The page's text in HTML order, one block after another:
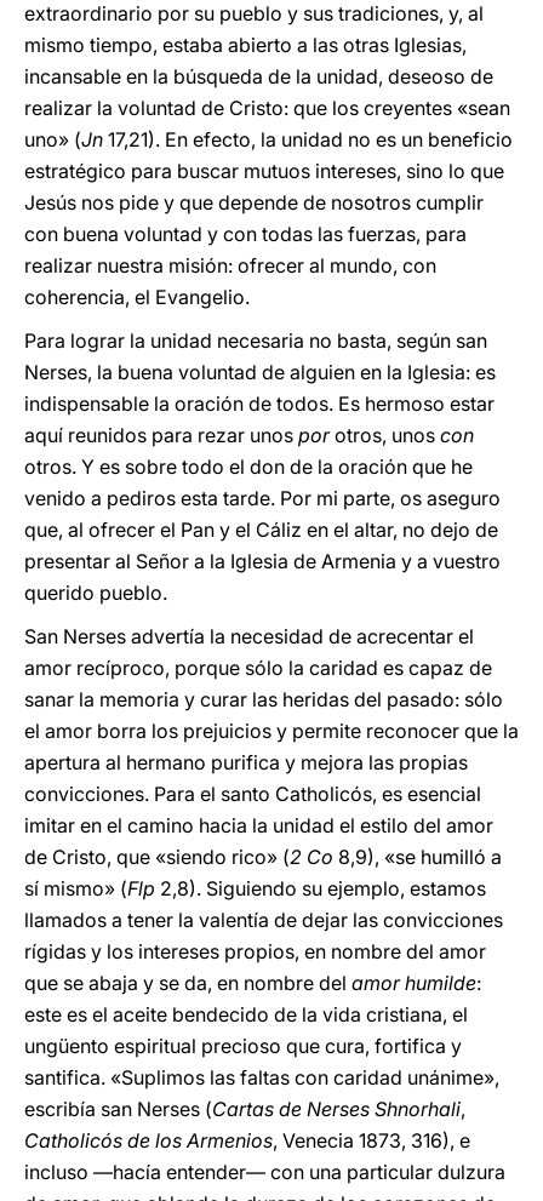
extraordinario por su pueblo y sus tradiciones, y, al
mismo tiempo, estaba abierto a las otras Iglesias,
incansable en la búsqueda de la unidad, deseoso de
realizar la voluntad de Cristo: que los creyentes «sean
uno» (Jn 17,21). En efecto, la unidad no es un beneficio
estratégico para buscar mutuos intereses, sino lo que
Jesús nos pide y que depende de nosotros cumplir
con buena voluntad y con todas las fuerzas, para
realizar nuestra misión: ofrecer al mundo, con
coherencia, el Evangelio.
Para lograr la unidad necesaria no basta, según san
Nerses, la buena voluntad de alguien en la Iglesia: es
indispensable la oración de todos. Es hermoso estar
aquí reunidos para rezar unos porotros, unos con
otros. Y es sobre todo el don de la oración que he
venido a pediros esta tarde. Por mi parte, os aseguro
que, al ofrecer el Pan y el Cáliz en el altar, no dejo de
presentar al Señor a la Iglesia de Armenia y a vuestro
querido pueblo.
San Nerses advertía la necesidad de acrecentar el
amor recíproco, porque sólo la caridad es capaz de
sanar la memoria y curar las heridas del pasado: sólo
el amor borra los prejuicios y permite reconocer que la
apertura al hermano purifica y mejora las propias
convicciones. Para el santo Catholicós, es esencial
imitar en el camino hacia la unidad el estilo del amor
de Cristo, que «siendo rico» (2 Co 8,9), «se humilló a
sí mismo» (Flp 2,8). Siguiendo su ejemplo, estamos
llamados a tener la valentía de dejar las convicciones
rígidas y los intereses propios, en nombre del amor
que se abaja y se da, en nombre del amor humilde:
este es el aceite bendecido de la vida cristiana, el
ungüento espiritual precioso que cura, fortifica y
santifica. «Suplimos las faltas con caridad unánime»,
escribía san Nerses (Cartas de Nerses Shnorhali,
Catholicós de los Armenios, Venecia 1873, 316), e
incluso —hacía entender— con una particular dulzura